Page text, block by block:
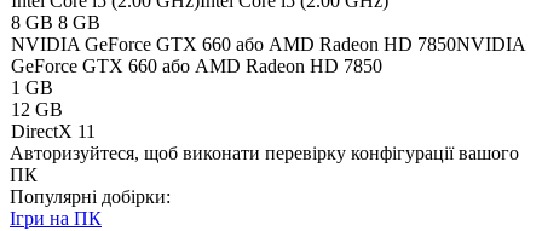
8 GB 8 GB
NVIDIA GeForce GTX 660 або AMD Radeon HD 7850NVIDIA
GeForce GTX 660 або AMD Radeon HD 7850
1 GB
12 GB
DirectX 11
Авторизуйтеся, щоб виконати перевірку конфігурації вашого
ПК
Популярні добірки:
Ігри на ПК